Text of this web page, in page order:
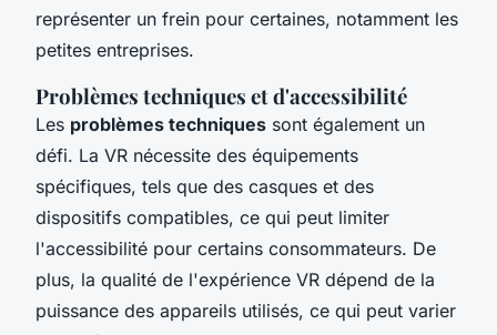
représenter un frein pour certaines, notamment les
petites entreprises.
Problèmes techniques et d'accessibilité
Les problèmes techniques sont également un
défi. La VR nécessite des équipements
spécifiques, tels que des casques et des
dispositifs compatibles, ce qui peut limiter
l'accessibilité pour certains consommateurs. De
plus, la qualité de l'expérience VR dépend de la
puissance des appareils utilisés, ce qui peut varier